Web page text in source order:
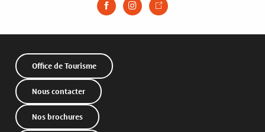
Office de Tourisme
Nous contacter
Nos brochures